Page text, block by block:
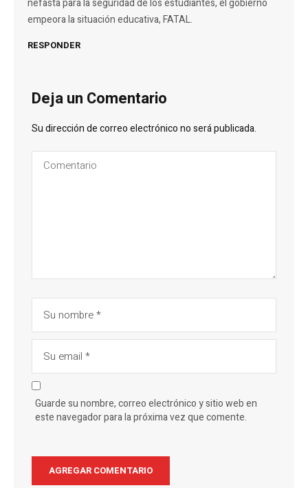
nefasta para la seguridad de los estudiantes, el gobierno
empeora la situación educativa, FATAL.
RESPONDER
Deja un Comentario
Su dirección de correo electrónico no será publicada.
Guarde su nombre, correo electrónico y sitio web en
este navegador para la próxima vez que comente.